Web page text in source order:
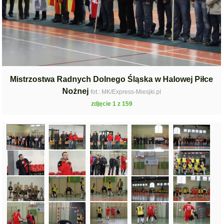
Mistrzostwa Radnych Dolnego Śląska w Halowej Piłce
Nożnej fot.: MK/Express-Miesjki.pl
zdjęcie 1 z 159